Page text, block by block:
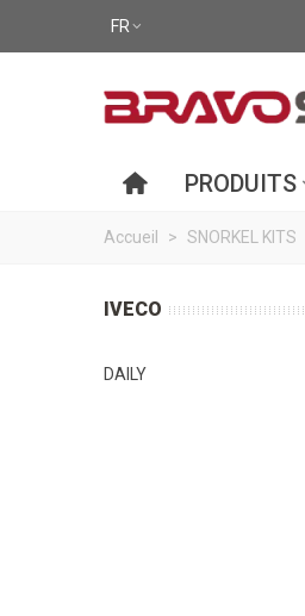
FR
PRODUITS
Accueil > SNORKEL KITS
IVECO
DAILY